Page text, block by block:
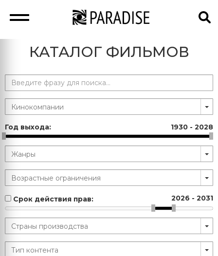
КАТАЛОГ ФИЛЬМОВ
Год выхода: 1930 - 2028
Срок действия прав: 2026 - 2031